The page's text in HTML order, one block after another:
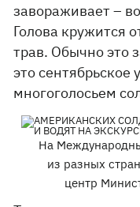
завораживает –
Голова кружится
трав. Обычно это
это сентябрьское
многоголосьем
На
из разных
центр